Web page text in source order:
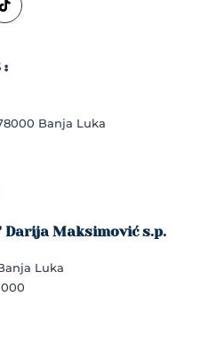
:
Banja Luka
Darija Maksimović s.p.
Luka